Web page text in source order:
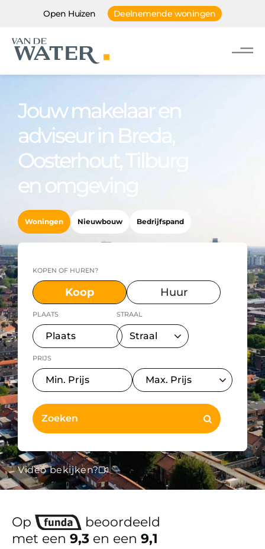
Open Huizen Deelnemende woningen
Jouw makelaar en
adviseur in Breda,
Oosterhout, Tilburg
en omgeving
Woningen Nieuwbouw Bedrijfspand
KOPEN OF HUREN?
Koop Huur
PLAATS STRAAL
PRIJS
Video bekijken?
Op
beoordeeld
met een 9,3 en een 9,1